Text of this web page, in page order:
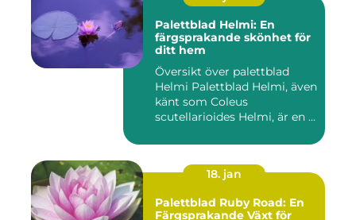
Palettblad Helmi: En
färgsprakande skönhet för
ditt hem
Översikt över palettblad
Helmi Palettblad Helmi, även
känt som Coleus
scutellarioides Helmi, är en ...
18. jan
Palettblad Ruby Road: En
Färgsprakande Växt för